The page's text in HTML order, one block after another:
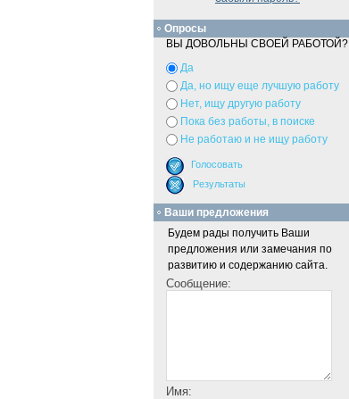
Опросы
ВЫ ДОВОЛЬНЫ СВОЕЙ РАБОТОЙ?
Да
Да, но ищу еще лучшую работу
Нет, ищу другую работу
Пока без работы, в поиске
Не работаю и не ищу работу
Ваши предложения
Будем рады получить Ваши
предложения или замечания по
развитию и содержанию сайта.
Сообщение:
Имя: